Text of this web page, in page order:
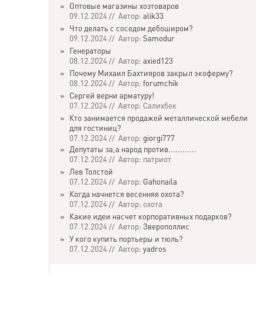
» Оптовые магазины хозтоваров
09.12.2024 // Автор: alik33
» Что делать с соседом дебоширом?
09.12.2024 // Автор: Samodur
» Генераторы
08.12.2024 // Автор: axied123
» Почему Михаил Бахтияров закрыл экоферму?
08.12.2024 // Автор: forumchik
» Сергей верни арматуру!
07.12.2024 // Автор: Салихбек
» Кто занимается продажей металлической мебели
для гостиниц?
07.12.2024 // Автор: giorgi777
» Депутаты за,а народ против............
07.12.2024 // Автор: патриот
» Лев Толстой
07.12.2024 // Автор: Gahonaila
» Когда начнется весенняя охота?
07.12.2024 // Автор: охота
» Какие идеи насчет корпоративных подарков?
07.12.2024 // Автор: Зверополлис
» У кого купить портьеры и тюль?
07.12.2024 // Автор: yadros